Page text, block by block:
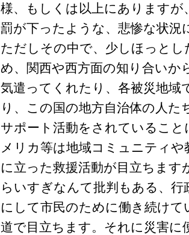
様、もしくは以上にありますが
罰が下ったような、悲惨な状況
ただしその中で、少しほっと
め、関西や西方面の知り合いか
気遣ってくれたり、各被災地域
り、この国の地方自治体の人た
サポート活動をされているこ
メリカ等は地域コミュニティや
に立った救援活動が目立ちます
らいすぎなんて批判もある、行
にして市民のために働き続けて
道で目立ちます。それに災害に